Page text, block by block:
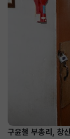
구윤철 부총리, 창